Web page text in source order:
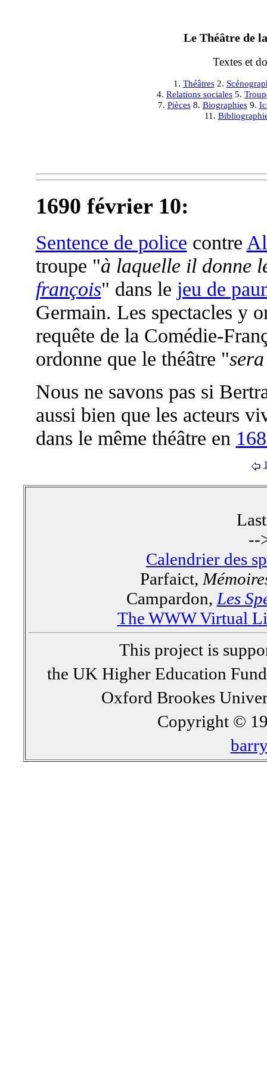
Le Théâtre de
Textes et
1. Théâtres2.
4. Relations sociales 5.
7. Pièces8. Biographies9.
11.
1690 février 10:
Sentence de police contre
troupe "à laquelle il donne
françois" dans le jeu de
Germain. Les spectacles y
requête de la Comédie-
ordonne que le théâtre "
Nous ne savons pas si
aussi bien que les acteurs
dans le même théâtre en
--
Calendrier des
Parfaict,
Campardon, Les
The WWW Virtual
This project is
the UK Higher Education
Oxford Brookes
Copyright ©